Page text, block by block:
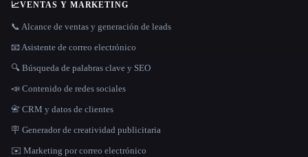
📈VENTAS Y MARKETING
📞 Alcance de ventas y generación de leads
📧 Asistente de correo electrónico
🔍 Búsqueda de palabras clave y SEO
📣 Contenido de redes sociales
📇 CRM y datos de clientes
🪧 Generador de creatividad publicitaria
✉️ Marketing por correo electrónico